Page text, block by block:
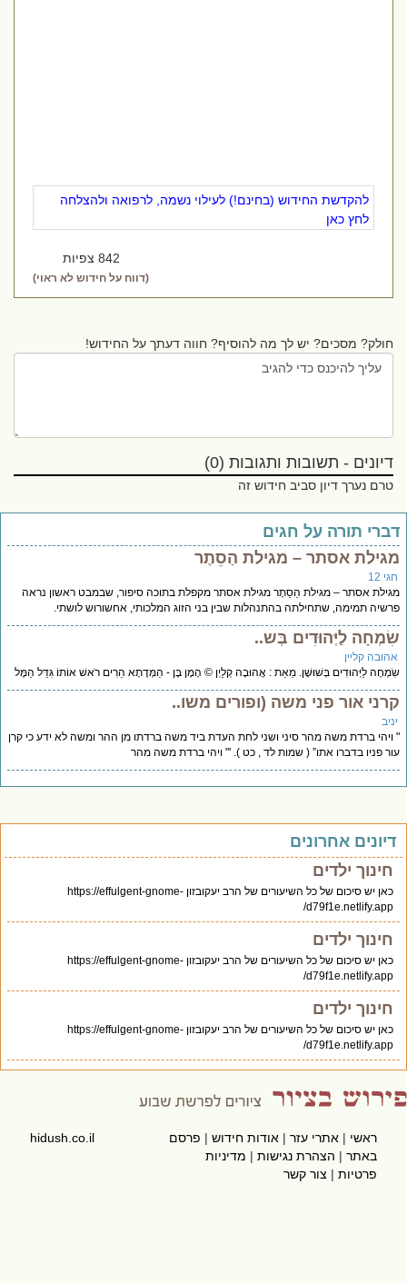
להקדשת החידוש (בחינם!) לעילוי נשמה, לרפואה ולהצלחה
לחץ כאן
842 צפיות
(דווח על חידוש לא ראוי)
חולק? מסכים? יש לך מה להוסיף? חווה דעתך על החידוש!
דיונים - תשובות ותגובות (0)
טרם נערך דיון סביב חידוש זה
תורה על חגים
אסתר – מגילת הַסֵתֶר
12
אסתר – מגילת הַסֵתֶר מגילת אסתר מקפלת בתוכה סיפור, שבמבט ראשון נראה
תמימה, שתחילתה בהתנהלות שבין בני הזוג המלכותי, אחשורוש לושתי.
לַיְּהוּדִים בְּש..
קליין
לַיְּהוּדִים בְּשׁוּשָׁן. מֵאֵת : אֲהוּבָה קְלַיְן © הָמָן בֶּן - הַמְּדָתָא הֵרִים רֹאשׁ אוֹתוֹ גִּדֵּל הַמֶּל
אור פני משה (ופורים משו..
ברדת משה מהר סיני ושני לחת העדת ביד משה ברדתו מן ההר ומשה לא ידע כי קרן
פניו בדברו אתו” ( שמות לד , כט ). '" ויהי ברדת משה מהר
אחרונים
חינוך ילדים
כאן יש סיכום של כל השיעורים של הרב יעקובזון https://effulgent-gnome-
d79f1e.netlify.app/
חינוך ילדים
כאן יש סיכום של כל השיעורים של הרב יעקובזון https://effulgent-gnome-
d79f1e.netlify.app/
חינוך ילדים
כאן יש סיכום של כל השיעורים של הרב יעקובזון https://effulgent-gnome-
d79f1e.netlify.app/
ראשי|אתרי עזר|אודות חידוש|פרסם
באתר|הצהרת נגישות|מדיניות
פרטיות|צור קשר
hidush.co.il